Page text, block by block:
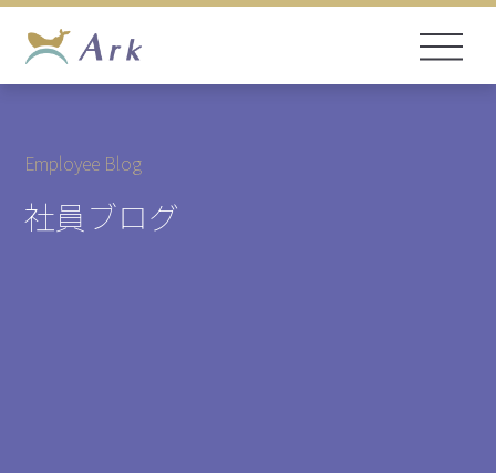
Employee Blog
社員ブログ